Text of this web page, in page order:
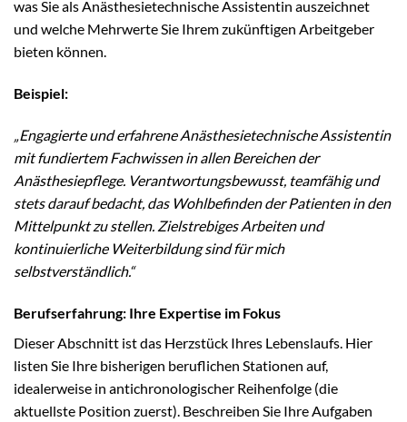
was Sie als Anästhesietechnische Assistentin auszeichnet
und welche Mehrwerte Sie Ihrem zukünftigen Arbeitgeber
bieten können.
Beispiel:
„Engagierte und erfahrene Anästhesietechnische Assistentin
mit fundiertem Fachwissen in allen Bereichen der
Anästhesiepflege. Verantwortungsbewusst, teamfähig und
stets darauf bedacht, das Wohlbefinden der Patienten in den
Mittelpunkt zu stellen. Zielstrebiges Arbeiten und
kontinuierliche Weiterbildung sind für mich
selbstverständlich.“
Berufserfahrung: Ihre Expertise im Fokus
Dieser Abschnitt ist das Herzstück Ihres Lebenslaufs. Hier
listen Sie Ihre bisherigen beruflichen Stationen auf,
idealerweise in antichronologischer Reihenfolge (die
aktuellste Position zuerst). Beschreiben Sie Ihre Aufgaben